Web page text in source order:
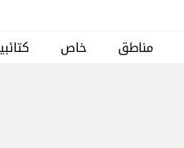
مناطق خاص